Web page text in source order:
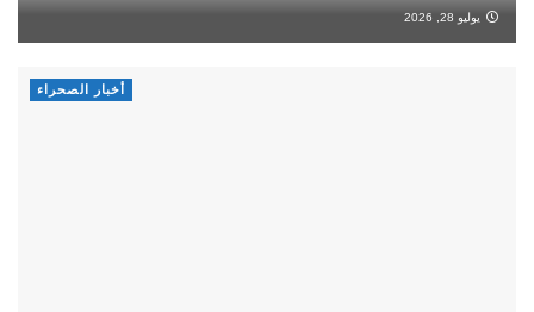
يوليو 28, 2026
أخبار الصحراء